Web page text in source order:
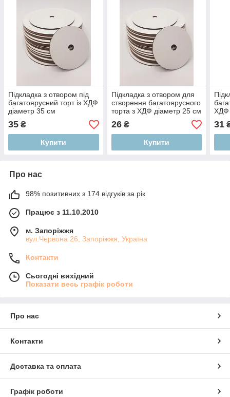
Підкладка з отвором під
багатоярусний торт із ХДФ
діаметр 35 см
35 ₴
Купити
Підкладка з отвором для
створення багатоярусного
торта з ХДФ діаметр 25 см
26₴
Купити
ХДФ
31
Про нас
98% позитивних з 174 відгуків за рік
Працює з 11.10.2010
м. Запоріжжя
вул.Червона 26, Запоріжжя, Україна
Контакти
Сьогодні вихідний
Показати весь графік роботи
Про нас
Контакти
Доставка та оплата
Графік роботи